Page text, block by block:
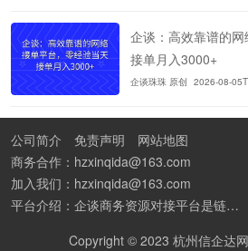
企谈：高效靠谱的
接单月入3000+
企谈珠珠 原创 2026-08-
公司简介 免责声明
网站地图
商务合作：hzxinqida@163.com
加入我们：hzxinqida@163.com
平台介绍：企谈商务资源对接平台是链接资源人脉与客户的平台,也是地推app接任务平台、地推拉新团队接单平台。平台汇聚100W+商务资源，地推拉新、APP推广、BD异业合作等业务可免费发布。同时全国的地推团队和个人都可在地推接单平台找到赚钱项目和分享交流地推问题。
Copyright © 2023 杭州信企达